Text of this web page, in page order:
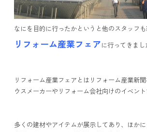
なにを目的に行ったかというと他のスタッフ
リフォーム産業フェアに行ってきまし
リフォーム産業フェアとはリフォーム産業新
ウスメーカーやリフォーム会社向けのイベント
多くの建材やアイテムが展示してあり、ほか